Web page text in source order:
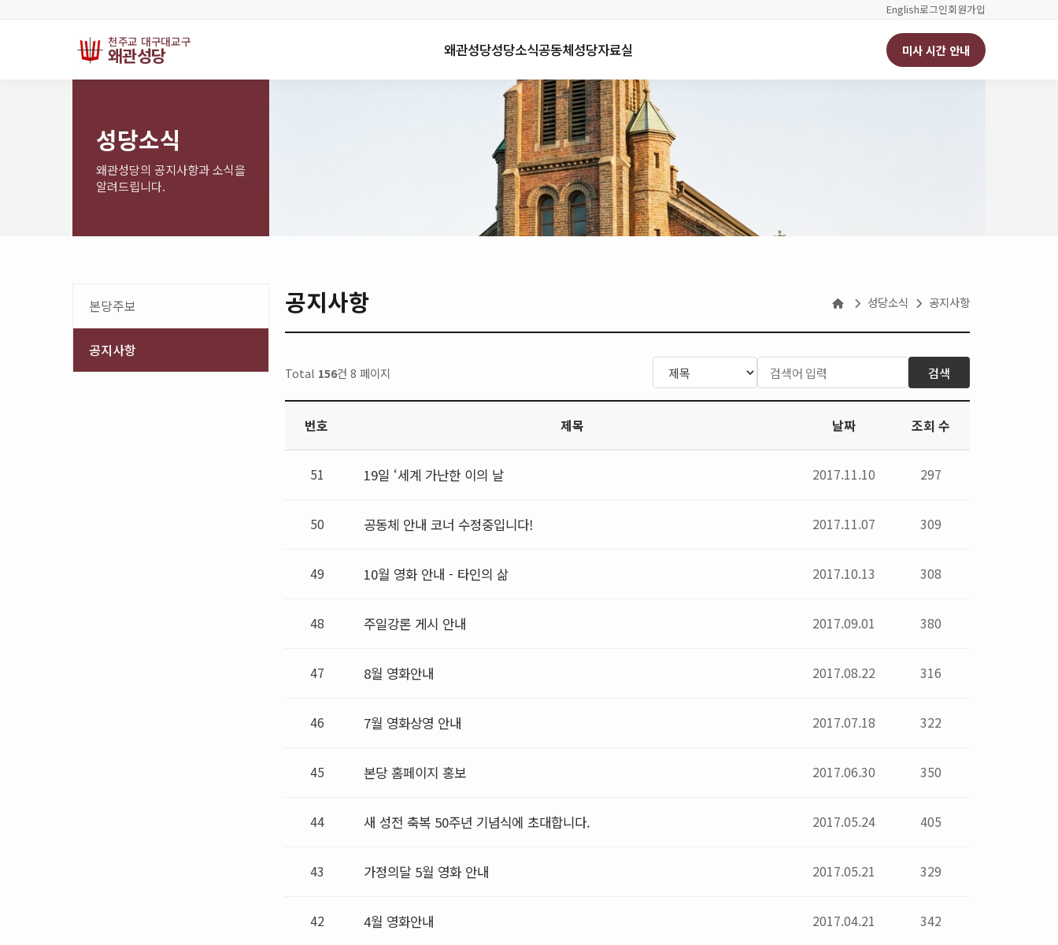
English로그인회원가입
천주교 대구대교구
왜관성당 왜관성당성당소식공동체성당자료실 미사 시간 안내
성당소식
왜관성당의 공지사항과 소식을
알려드립니다.
본당주보
공지사항
공지사항 성당소식 공지사항
Total 156건 8 페이지 검색
번호 제목 날짜 조회 수
51 19일 ‘세계 가난한 이의 날 2017.11.10 297
50 공동체 안내 코너 수정중입니다! 2017.11.07 309
49 10월 영화 안내 - 타인의 삶 2017.10.13 308
48 주일강론 게시 안내 2017.09.01 380
47 8월 영화안내 2017.08.22 316
46 7월 영화상영 안내 2017.07.18 322
45 본당 홈페이지 홍보 2017.06.30 350
44 새 성전 축복 50주년 기념식에 초대합니다. 2017.05.24 405
43 가정의달 5월 영화 안내 2017.05.21 329
42 4월 영화안내 2017.04.21 342